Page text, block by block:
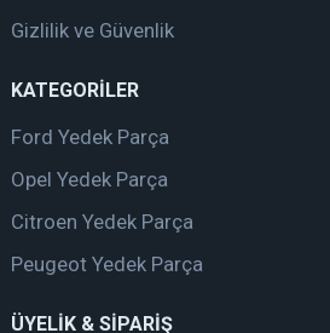
Gizlilik ve Güvenlik
KATEGORİLER
Ford Yedek Parça
Opel Yedek Parça
Citroen Yedek Parça
Peugeot Yedek Parça
ÜYELİK & SİPARİŞ